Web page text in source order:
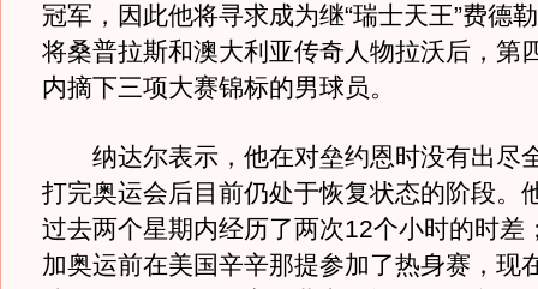
冠军，因此他将寻求成为继“瑞士天王”费德
将桑普拉斯和澳大利亚传奇人物拉沃后，第
内摘下三项大赛锦标的男球员。
纳达尔表示，他在对垒约恩时没有出尽
打完奥运会后目前仍处于恢复状态的阶段。
过去两个星期内经历了两次12个小时的时差
加奥运前在美国辛辛那提参加了热身赛，现